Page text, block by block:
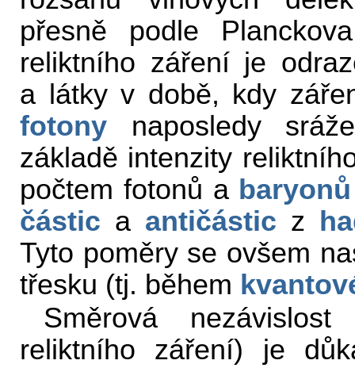
přesně podle
reliktního záření je
a látky v době, kdy
fotony naposledy
základě intenzity
počtem fotonů a baryonů
částic a antičástic z
Tyto poměry se ovšem
třesku (tj. během
Směrová
reliktního záření) je